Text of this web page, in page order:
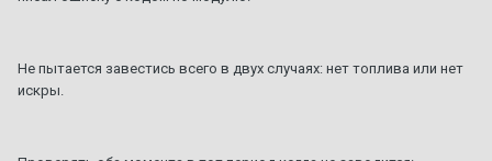
Не пытается завестись всего в двух случаях: нет топлива или нет
искры.